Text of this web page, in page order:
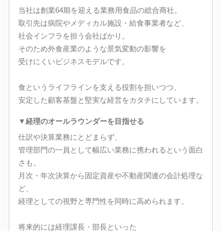
当社は創業64期を迎える業務用食品の総合商社。
取引先は病院やメディカル施設・給食事業者など、
社会インフラを担う会社ばかり。
そのため外食産業のような景気変動の影響を
受けにくいビジネスモデルです。
食というライフラインを支える役割を担いつつ、
安定した顧客基盤と堅実な経営をカタチにしています。
▼経理のオールラウンダーを目指せる
仕訳や決算業務にとどまらず、
管理部門の一員として幅広い業務に携われるという面白
さも。
月次・年次決算から固定資産や不動産関連の会計処理な
ど、
経理としての視野と専門性を同時に高められます。
将来的には経理課長・部長といった